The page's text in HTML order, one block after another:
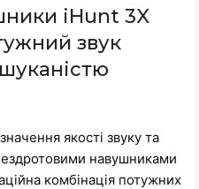
iHunt 3X
звук
якості звуку та
навушниками
комбінація потужних